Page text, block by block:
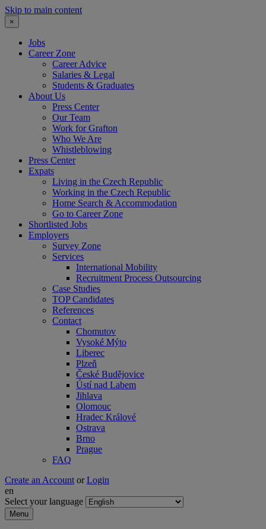
Skip to main content
×
Jobs
Career Zone
Career Advice
Salaries & Legal
Students & Graduates
About Us
Press Center
Our Team
Work for Grafton
Who We Are
Whistleblowing
Press Center
Expats
Living in the Czech Republic
Working in the Czech Republic
Home Search & Accommodation
Go to Career Zone
Shortlisted Jobs
Employers
Survey Zone
Services
International Mobility
Recruitment Process Outsourcing
Case Studies
TOP Candidates
References
Contact
Chomutov
Vysoké Mýto
Liberec
Plzeň
České Budějovice
Ústí nad Labem
Jihlava
Olomouc
Hradec Králové
Ostrava
Brno
Prague
FAQ
Create an Account or Login
en
Select your language
Menu